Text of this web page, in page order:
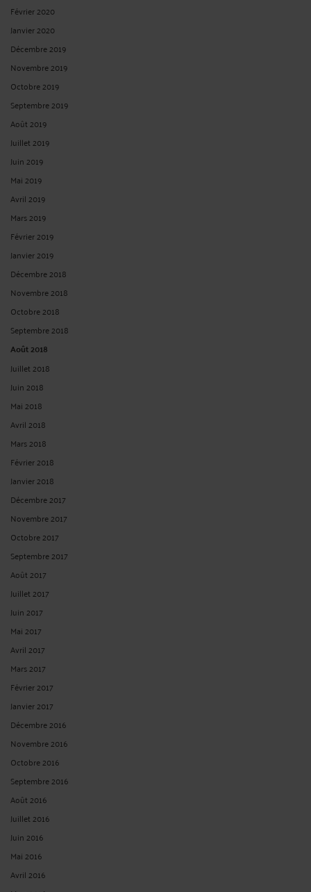
Février 2020
Janvier 2020
Décembre 2019
Novembre 2019
Octobre 2019
Septembre 2019
Août 2019
Juillet 2019
Juin 2019
Mai 2019
Avril 2019
Mars 2019
Février 2019
Janvier 2019
Décembre 2018
Novembre 2018
Octobre 2018
Septembre 2018
Août 2018
Juillet 2018
Juin 2018
Mai 2018
Avril 2018
Mars 2018
Février 2018
Janvier 2018
Décembre 2017
Novembre 2017
Octobre 2017
Septembre 2017
Août 2017
Juillet 2017
Juin 2017
Mai 2017
Avril 2017
Mars 2017
Février 2017
Janvier 2017
Décembre 2016
Novembre 2016
Octobre 2016
Septembre 2016
Août 2016
Juillet 2016
Juin 2016
Mai 2016
Avril 2016